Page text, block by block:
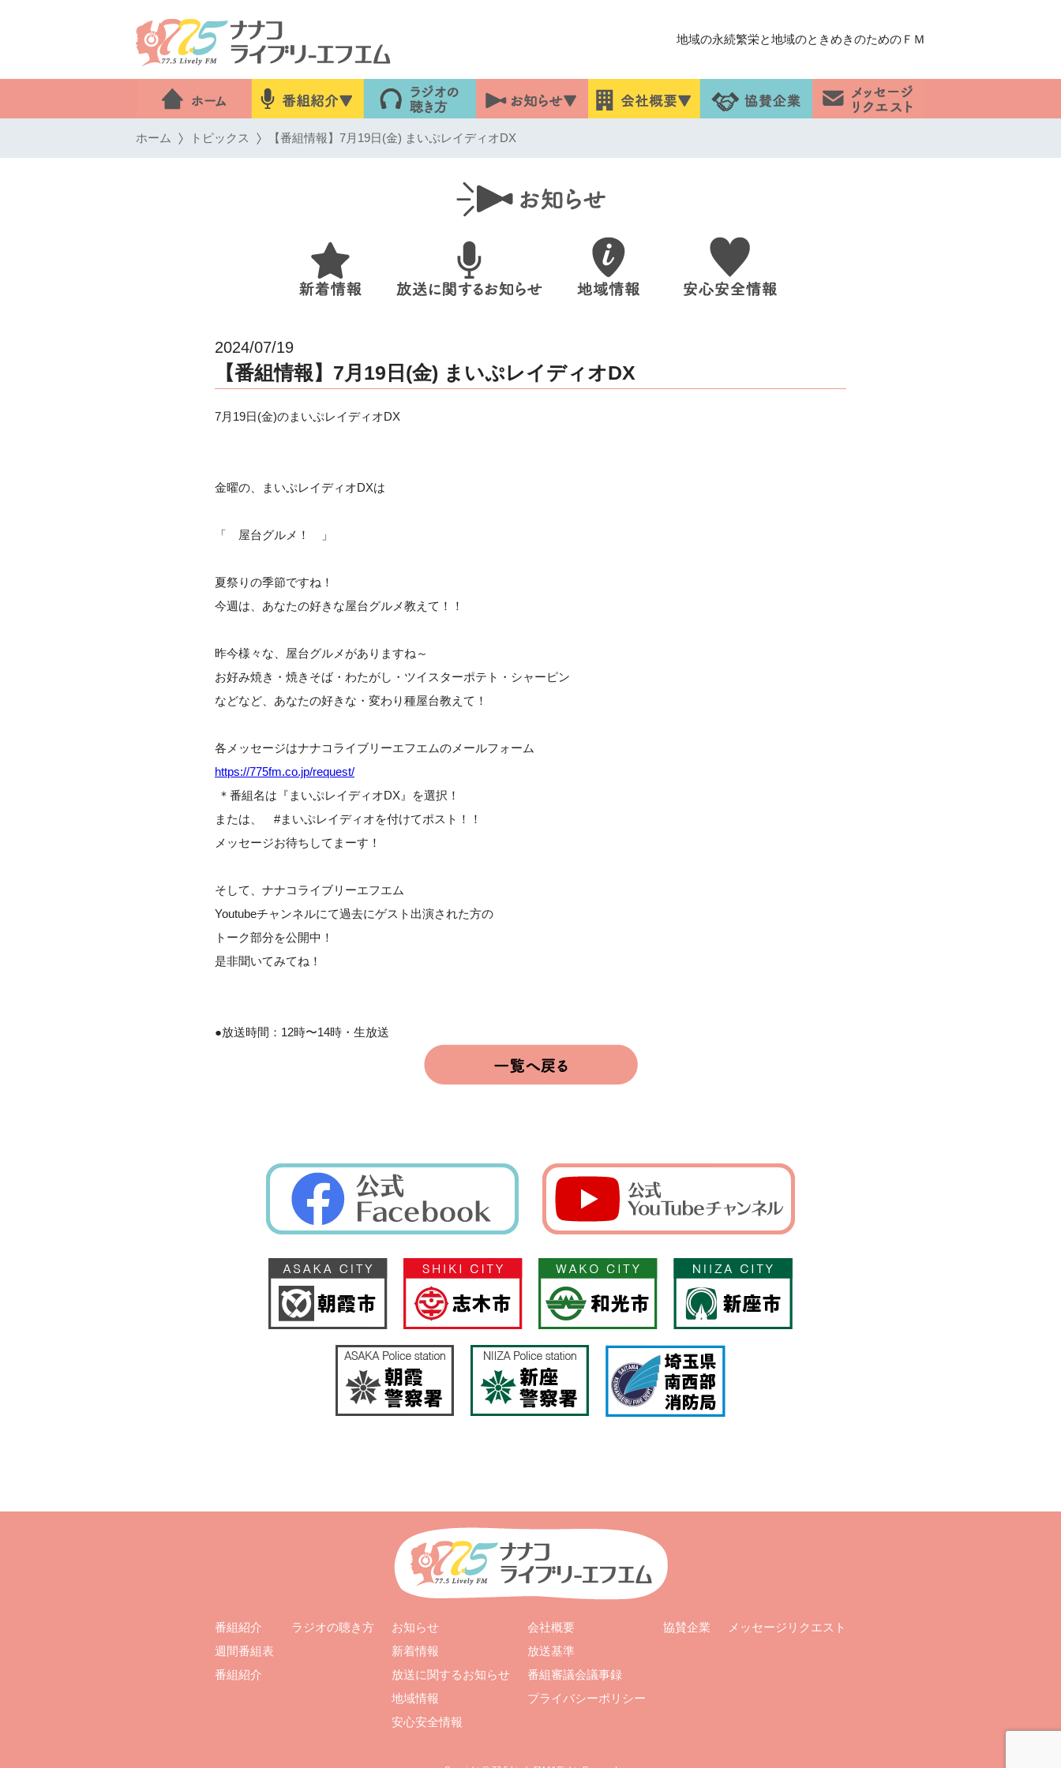
地域の永続繁栄と地域のときめきのためのＦＭ
ホーム トピックス 【番組情報】7月19日(金) まいぷレイディオDX
2024/07/19
【番組情報】7月19日(金) まいぷレイディオDX
7月19日(金)のまいぷレイディオDX
金曜の、まいぷレイディオDXは
「 屋台グルメ！ 」
夏祭りの季節ですね！
今週は、あなたの好きな屋台グルメ教えて！！
昨今様々な、屋台グルメがありますね～
お好み焼き・焼きそば・わたがし・ツイスターポテト・シャーピン
などなど、あなたの好きな・変わり種屋台教えて！
各メッセージはナナコライブリーエフエムのメールフォーム
https://775fm.co.jp/request/
＊番組名は『まいぷレイディオDX』を選択！
または、 #まいぷレイディオを付けてポスト！！
メッセージお待ちしてまーす！
そして、ナナコライブリーエフエム
Youtubeチャンネルにて過去にゲスト出演された方の
トーク部分を公開中！
是非聞いてみてね！
●放送時間：12時〜14時・生放送
番組紹介
週間番組表
番組紹介
ラジオの聴き方
お知らせ
新着情報
放送に関するお知らせ
地域情報
安心安全情報
会社概要
放送基準
番組審議会議事録
プライバシーポリシー
協賛企業 メッセージリクエスト